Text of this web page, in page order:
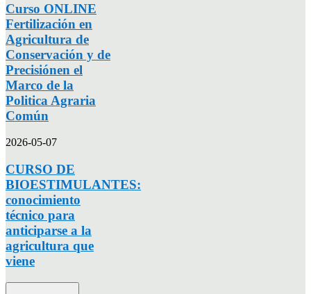
Curso ONLINE
Fertilización en
Agricultura de
Conservación y de
Precisiónen el
Marco de la
Politica Agraria
Común
2026-05-07
CURSO DE
BIOESTIMULANTES:
conocimiento
técnico para
anticiparse a la
agricultura que
viene